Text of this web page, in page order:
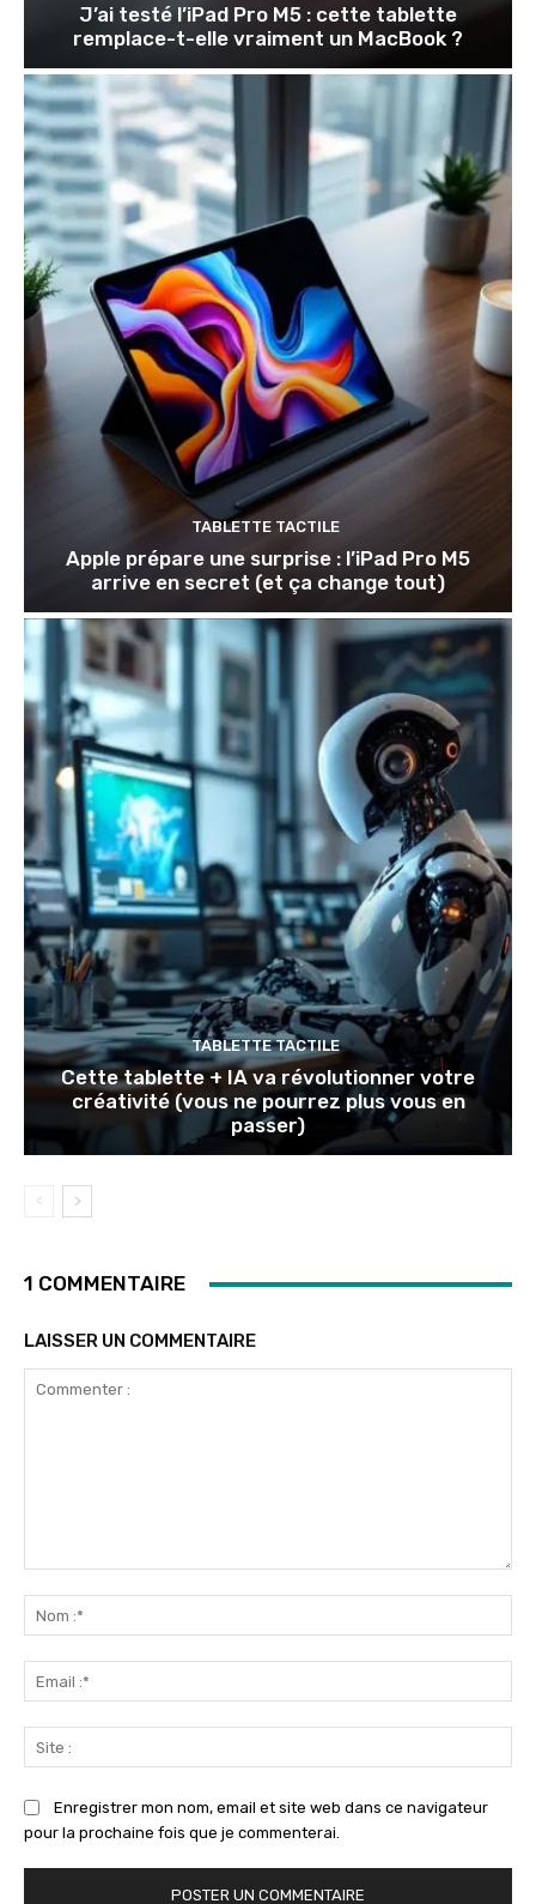
J’ai testé l’iPad Pro M5 : cette tablette
remplace-t-elle vraiment un MacBook ?
TABLETTE TACTILE
Apple prépare une surprise : l’iPad Pro M5
arrive en secret (et ça change tout)
TABLETTE TACTILE
Cette tablette + IA va révolutionner votre
créativité (vous ne pourrez plus vous en
passer)
1 COMMENTAIRE
LAISSER UN COMMENTAIRE
:*
:*
:
Enregistrer mon nom, email et site web dans ce navigateur
pour la prochaine fois que je commenterai.